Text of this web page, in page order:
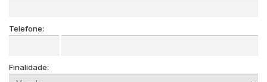
Telefone:
Finalidade: